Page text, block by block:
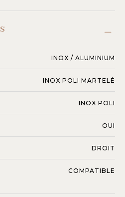
INOX / ALUMINIUM
INOX POLI MARTELÉ
INOX POLI
OUI
DROIT
COMPATIBLE